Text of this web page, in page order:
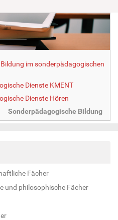
im sonderpädagogischen
Dienste KMENT
Dienste Hören
Sonderpädagogische Bildung
Fächer
und philosophische Fächer